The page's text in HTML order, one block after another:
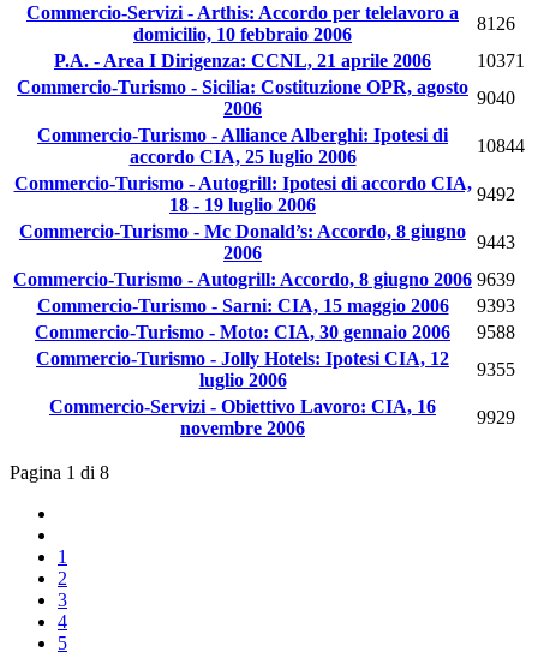
Commercio-Servizi - Arthis: Accordo per telelavoro a
domicilio, 10 febbraio 2006
8126
P.A. - Area I Dirigenza: CCNL, 21 aprile 2006
10371
Commercio-Turismo - Sicilia: Costituzione OPR, agosto
2006
9040
Commercio-Turismo - Alliance Alberghi: Ipotesi di
accordo CIA, 25 luglio 2006
10844
Commercio-Turismo - Autogrill: Ipotesi di accordo CIA,
18 - 19 luglio 2006
9492
Commercio-Turismo - Mc Donald’s: Accordo, 8 giugno
2006
9443
Commercio-Turismo - Autogrill: Accordo, 8 giugno 2006 9639
Commercio-Turismo - Sarni: CIA, 15 maggio 2006
9393
Commercio-Turismo - Moto: CIA, 30 gennaio 2006
9588
Commercio-Turismo - Jolly Hotels: Ipotesi CIA, 12
luglio 2006
9355
Commercio-Servizi - Obiettivo Lavoro: CIA, 16
novembre 2006
9929
Pagina 1 di 8
1
2
3
4
5